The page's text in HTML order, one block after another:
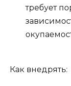
требует
Как внедрять: